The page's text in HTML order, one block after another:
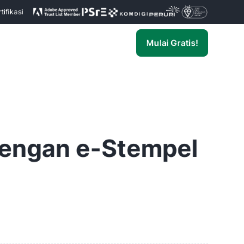
Mulai Gratis!
e-Stempel